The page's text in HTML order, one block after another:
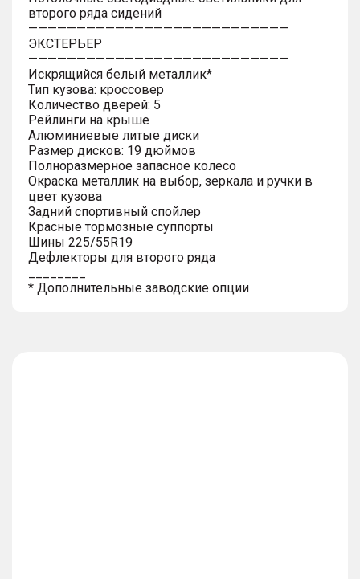
второго ряда сидений
———————————————————————————
ЭКСТЕРЬЕР
———————————————————————————
Искрящийся белый металлик*
Тип кузова: кроссовер
Количество дверей: 5
Рейлинги на крыше
Алюминиевые литые диски
Размер дисков: 19 дюймов
Полноразмерное запасное колесо
Окраска металлик на выбор, зеркала и ручки в
цвет кузова
Задний спортивный спойлер
Красные тормозные суппорты
Шины 225/55R19
Дефлекторы для второго ряда
* Дополнительные заводские опции